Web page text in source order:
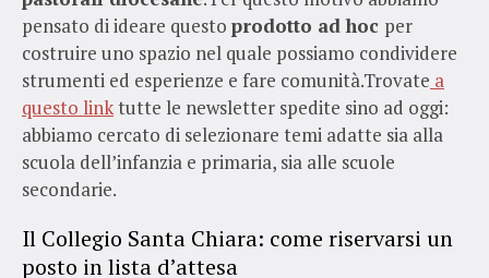
pensato di ideare questo prodotto ad hoc per
costruire uno spazio nel quale possiamo condividere
strumenti ed esperienze e fare comunità.Trovate a
questo linktutte le newsletter spedite sino ad oggi:
abbiamo cercato di selezionare temi adatte sia alla
scuola dell’infanzia e primaria, sia alle scuole
secondarie.
Il Collegio Santa Chiara: come riservarsi un
posto in lista d’attesa